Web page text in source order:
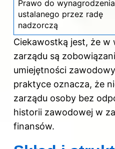
Prawo do wynagrodzenia
ustalanego przez radę
nadzorczą
Ciekawostką jest, że w
zarządu są
umiejętności
praktyce oznacza, że
zarządu osoby bez
historii zawodowej w
finansów.